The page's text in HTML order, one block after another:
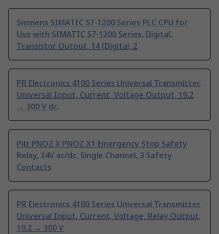
Siemens SIMATIC S7-1200 Series PLC CPU for
Use with SIMATIC S7-1200 Series, Digital,
Transistor Output, 14 (Digital, 2
PR Electronics 4100 Series Universal Transmitter,
Universal Input, Current, Voltage Output, 19.2
→ 300 V dc,
Pilz PNOZ X PNOZ X1 Emergency Stop Safety
Relay, 24V ac/dc, Single Channel, 3 Safety
Contacts
PR Electronics 4100 Series Universal Transmitter,
Universal Input, Current, Voltage, Relay Output,
19.2 → 300 V